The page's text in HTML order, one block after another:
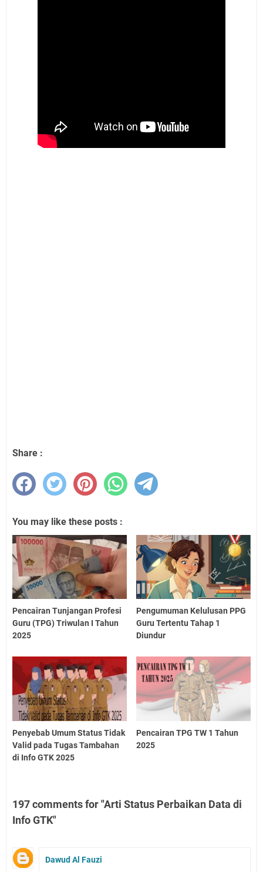
Share :
You may like these posts :
Pencairan Tunjangan Profesi
Guru (TPG) Triwulan I Tahun
2025
Pengumuman Kelulusan PPG
Guru Tertentu Tahap 1
Diundur
Penyebab Umum Status Tidak
Valid pada Tugas Tambahan
di Info GTK 2025
Pencairan TPG TW 1 Tahun
2025
197 comments for "Arti Status Perbaikan Data di
Info GTK"
Dawud Al Fauzi